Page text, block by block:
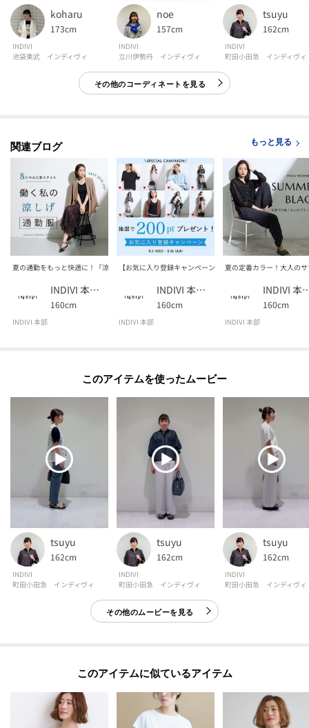
生地の厚み：普通
裏地：なし
洗濯方法：手洗い可
モデル情報：身長167cm B79 W59 H87 着用サイズ：38（M）
koharu
173cm
INDIVI
池袋東武 インディヴィ
noe
157cm
INDIVI
立川伊勢丹 インディヴィ
tsuyu
162cm
INDIVI
町田小田急 インディヴィ
その他のコーディネートを見る
関連ブログ もっと見る
夏の通勤をもっと快適に！「涼しげ通勤服」
INDIVI 本部スタッフ
160cm
INDIVI 本部
【お気に入り登録キャンペーン】抽選で「200pt」プレゼン
INDIVI 本部スタッフ
160cm
INDIVI 本部
夏の定番カラー！大人の
INDIVI
160cm
INDIVI 本部
このアイテムを使ったムービー
tsuyu
162cm
INDIVI
町田小田急 インディヴィ
tsuyu
162cm
INDIVI
町田小田急 インディヴィ
tsuyu
162cm
INDIVI
町田小田急 インディヴィ
その他のムービーを見る
このアイテムに似ているアイテム